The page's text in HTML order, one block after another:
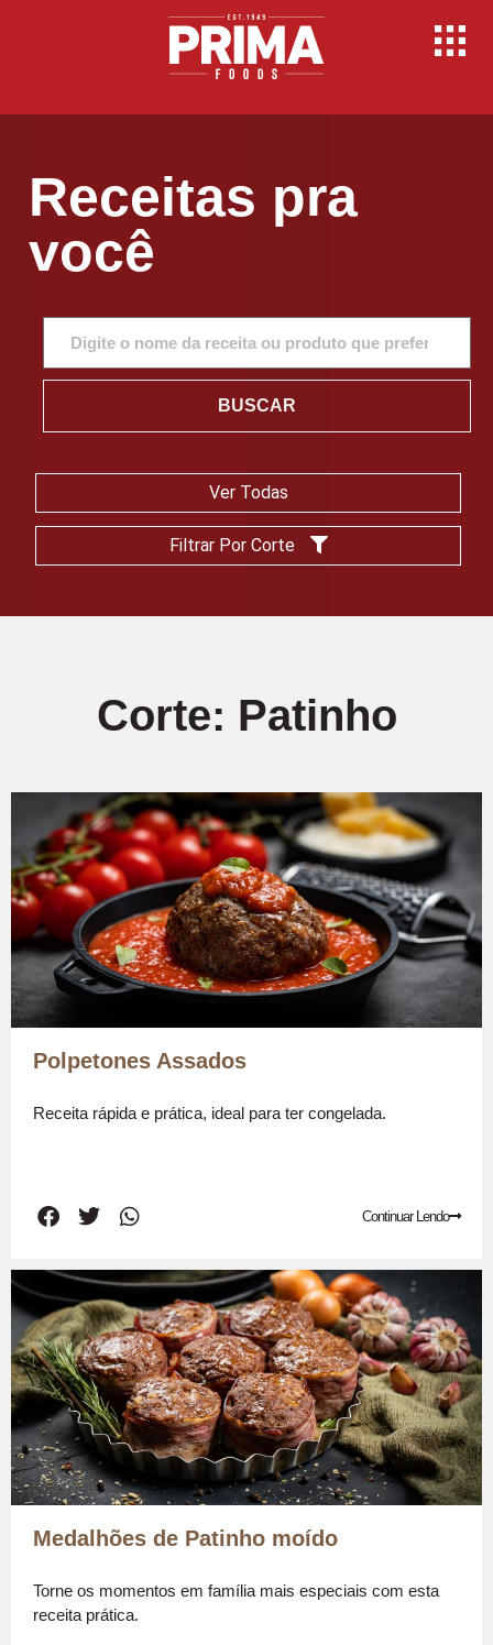
Receitas pra
você
Ver Todas
Filtrar Por Corte
BUSCAR
Corte: Patinho
Polpetones Assados
Receita rápida e prática, ideal para ter congelada.
Continuar Lendo
Medalhões de Patinho moído
Torne os momentos em família mais especiais com esta
receita prática.